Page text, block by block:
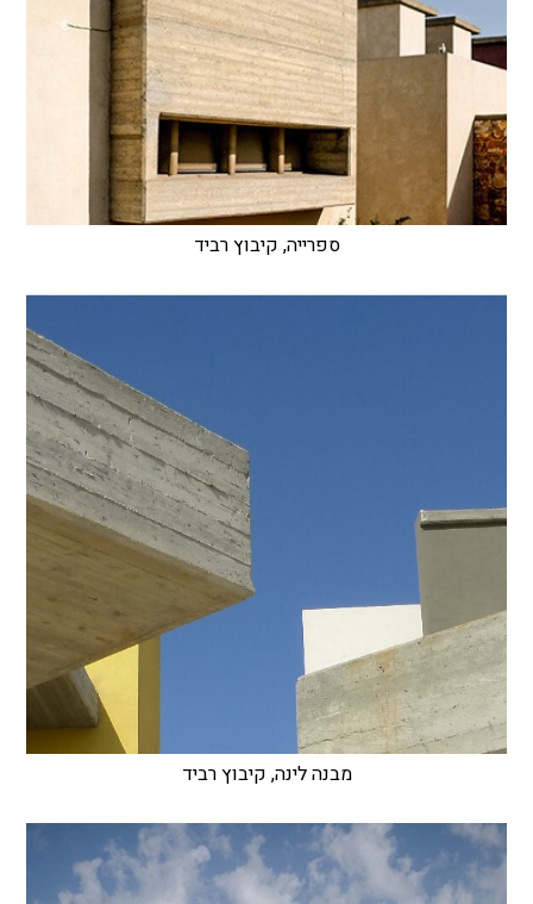
ספרייה, קיבוץ רביד
מבנה לינה, קיבוץ רביד